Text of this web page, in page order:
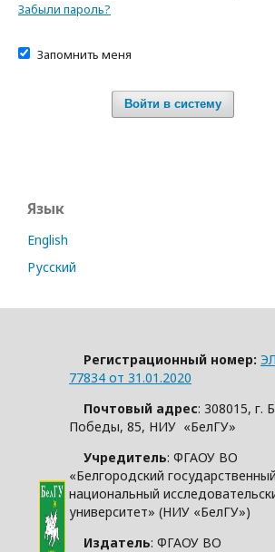
Забыли пароль?
Запомнить меня
Войти в систему
Язык
English
Русский
Регистрационный номер:
77834 от 31.01.2020
Почтовый адрес: 308015, г.
Победы, 85, НИУ «БелГУ»
Учредитель: ФГАОУ ВО
«Белгородский государственный
национальный
университет» (НИУ «БелГУ»)
Издатель: ФГАОУ ВО